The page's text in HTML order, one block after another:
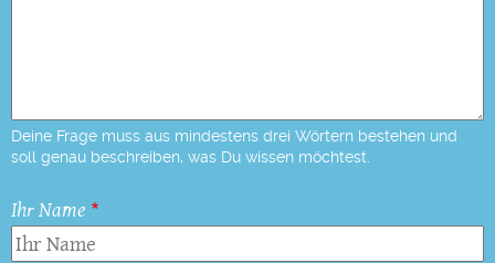
Deine Frage muss aus mindestens drei Wörtern bestehen und
soll genau beschreiben, was Du wissen möchtest.
Ihr Name